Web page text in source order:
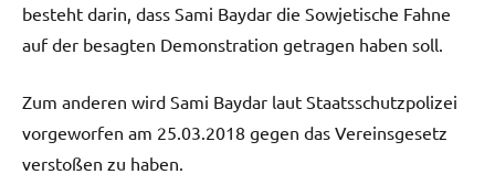
besteht darin, dass Sami Baydar die Sowjetische Fahne
auf der besagten Demonstration getragen haben soll.
Zum anderen wird Sami Baydar laut Staatsschutzpolizei
vorgeworfen am 25.03.2018 gegen das Vereinsgesetz
verstoßen zu haben.